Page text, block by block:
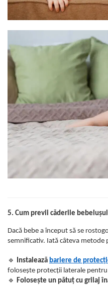
5. Cum previi căderile
Dacă bebe a început să se
semnificativ. Iată câteva metode
🔹 Instalează bariere de
folosește protecții laterale pentru
🔹 Folosește un pătuț cu grilaj